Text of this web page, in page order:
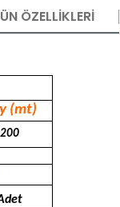
ÖZELLIKLERI
(mt)
200